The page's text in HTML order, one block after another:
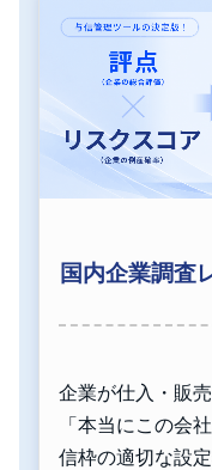
国内企業調査
企業が仕入・販
「本当にこの会
信枠の適切な設